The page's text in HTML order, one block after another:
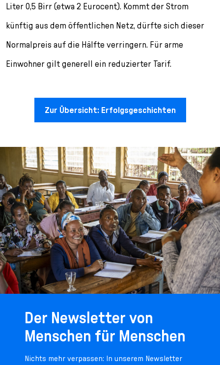
Liter 0,5 Birr (etwa 2 Eurocent). Kommt der Strom
künftig aus dem öffentlichen Netz, dürfte sich dieser
Normalpreis auf die Hälfte verringern. Für arme
Einwohner gilt generell ein reduzierter Tarif.
Zur Übersicht: Erfolgsgeschichten
Der Newsletter von
Menschen für Menschen
Nichts mehr verpassen: In unserem Newsletter